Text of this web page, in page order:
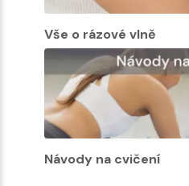
Vše o rázové vlně
Návody na cvičení